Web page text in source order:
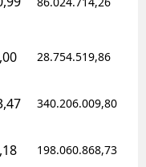
28.754.519,86
340.206.009,80
198.060.868,73